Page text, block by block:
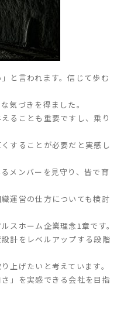
と言われます。信じて歩む
気づきを得ました。
ることも重要ですし、乗り
することが必要だと実感し
メンバーを見守り、皆で育
運営の仕方についても検討
スホーム企業理念1章です。
計をレベルアップする段階
上げたいと考えています。
」を実感できる会社を目指